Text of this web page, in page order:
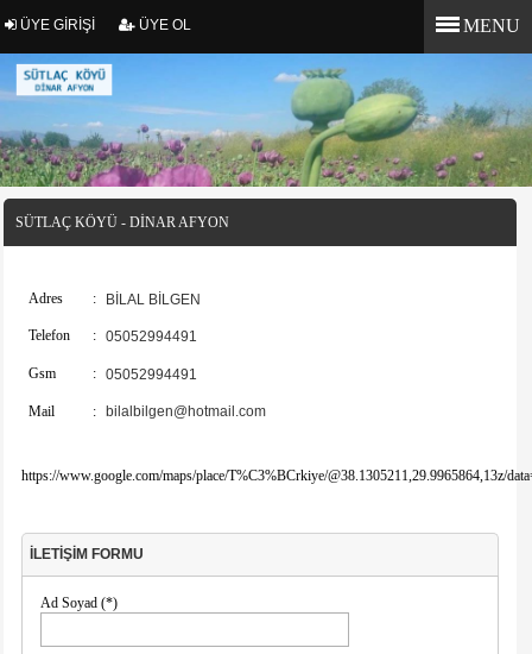
ÜYE GİRİŞİ ÜYE OL MENU
SÜTLAÇ KÖYÜ - DİNAR AFYON
Adres : BİLAL BİLGEN
Telefon : 05052994491
Gsm : 05052994491
Mail : bilalbilgen@hotmail.com
https://www.google.com/maps/place/T%C3%BCrkiye/@38.1305211,29.9965864,13z/
İLETİŞİM FORMU
Ad Soyad (*)